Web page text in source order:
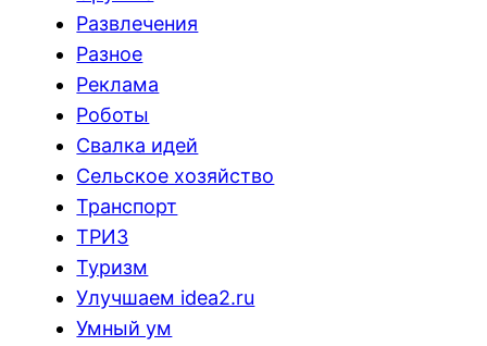
Развлечения
Разное
Реклама
Роботы
Свалка идей
Сельское хозяйство
Транспорт
ТРИЗ
Туризм
Улучшаем idea2.ru
Умный ум